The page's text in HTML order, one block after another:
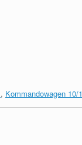
, Kommandowagen 10/1